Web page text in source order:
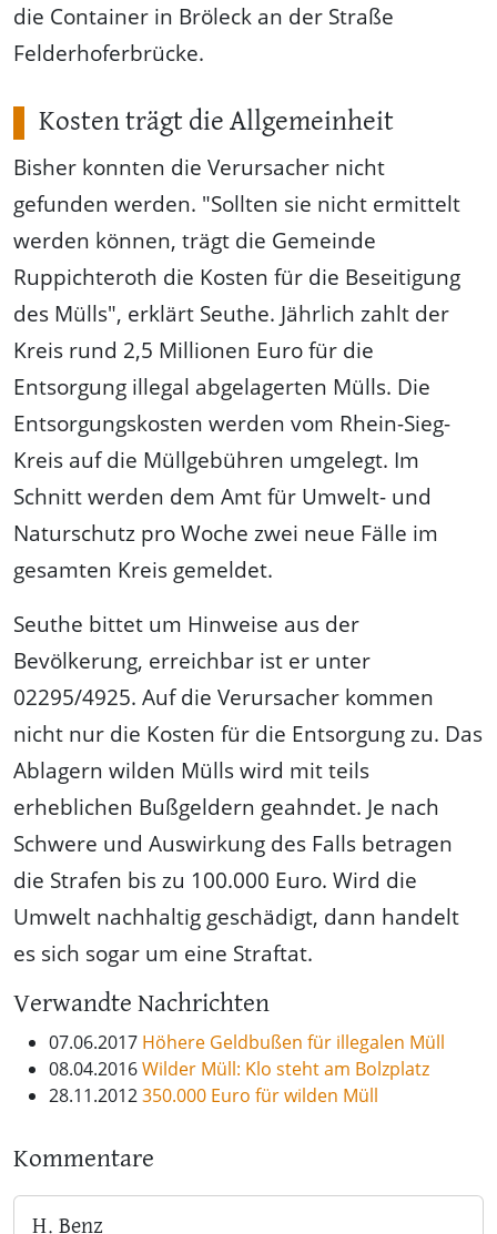
die Container in Bröleck an der Straße
Felderhoferbrücke.
Kosten trägt die Allgemeinheit
Bisher konnten die Verursacher nicht
gefunden werden. "Sollten sie nicht ermittelt
werden können, trägt die Gemeinde
Ruppichteroth die Kosten für die Beseitigung
des Mülls", erklärt Seuthe. Jährlich zahlt der
Kreis rund 2,5 Millionen Euro für die
Entsorgung illegal abgelagerten Mülls. Die
Entsorgungskosten werden vom Rhein-Sieg-
Kreis auf die Müllgebühren umgelegt. Im
Schnitt werden dem Amt für Umwelt- und
Naturschutz pro Woche zwei neue Fälle im
gesamten Kreis gemeldet.
Seuthe bittet um Hinweise aus der
Bevölkerung, erreichbar ist er unter
02295/4925. Auf die Verursacher kommen
nicht nur die Kosten für die Entsorgung zu. Das
Ablagern wilden Mülls wird mit teils
erheblichen Bußgeldern geahndet. Je nach
Schwere und Auswirkung des Falls betragen
die Strafen bis zu 100.000 Euro. Wird die
Umwelt nachhaltig geschädigt, dann handelt
es sich sogar um eine Straftat.
Verwandte Nachrichten
07.06.2017 Höhere Geldbußen für illegalen Müll
08.04.2016Wilder Müll: Klo steht am Bolzplatz
28.11.2012350.000 Euro für wilden Müll
Kommentare
H. Benz